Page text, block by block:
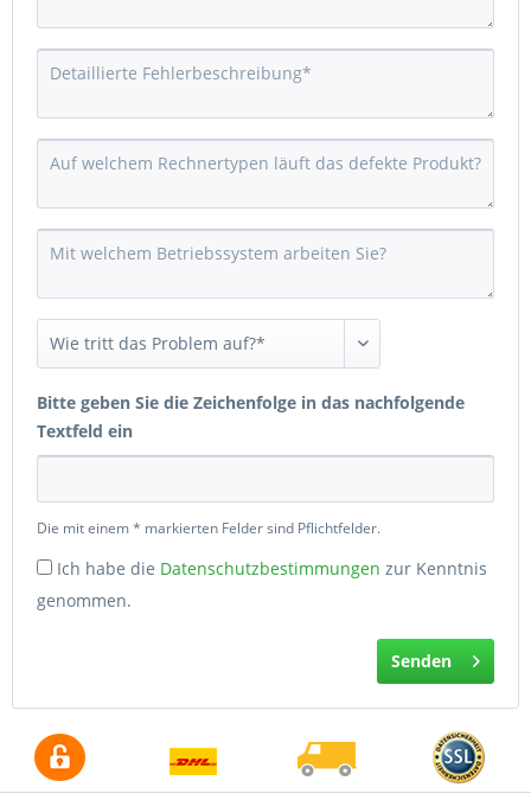
Bitte geben Sie die Zeichenfolge in das nachfolgende
Textfeld ein
Die mit einem * markierten Felder sind Pflichtfelder.
Ich habe die Datenschutzbestimmungen zur Kenntnis
genommen.
Senden